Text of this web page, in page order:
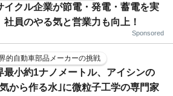
イクル企業が節電・発電・蓄電を実
社員のやる気と営業力も向上！
Sponsored
的自動車部品メーカーの挑戦
最小約1ナノメートル、アイシンの
から作る水｣に微粒子工学の専門家